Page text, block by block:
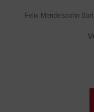
Felix Mendelssohn